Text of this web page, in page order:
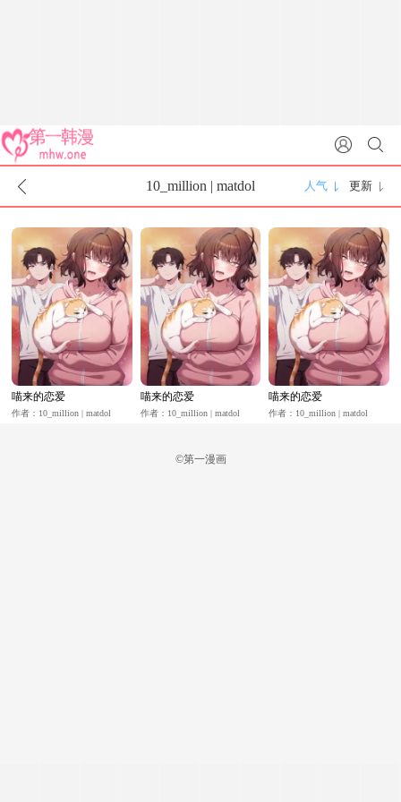
10_million | matdol 人气 更新
喵来的恋爱
作者：10_million | matdol
喵来的恋爱
作者：10_million | matdol
喵来的恋爱
作者：10_million | matdol
©第一漫画